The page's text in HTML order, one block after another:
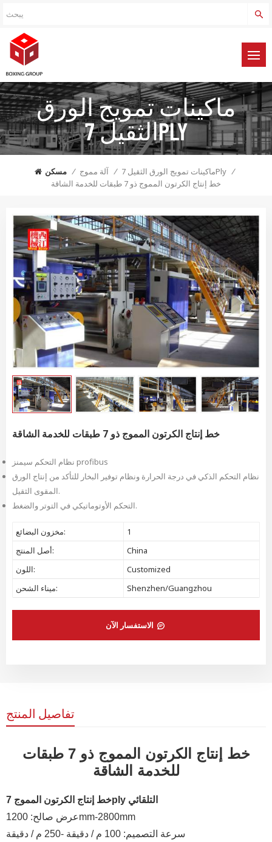
ماكينات تمويج الورق
الثقيل 7PLY
مسكن / آلة مموج / ماكينات تمويج الورق الثقيل 7Ply /
خط إنتاج الكرتون المموج ذو 7 طبقات للخدمة الشاقة
خط إنتاج الكرتون المموج ذو 7 طبقات للخدمة الشاقة
نظام التحكم سيمنز profibus
نظام التحكم الذكي في درجة الحرارة ونظام توفير البخار للتأكد من إنتاج الورق
المقوى الثقيل.
التحكم الأوتوماتيكي في التوتر والضغط.
مخزون البضائع:
1
أصل المنتج:
China
اللون:
Customized
ميناء الشحن:
Shenzhen/Guangzhou
الاستفسار الآن
تفاصيل المنتج
خط إنتاج الكرتون المموج ذو 7 طبقات
للخدمة الشاقة
خط إنتاج الكرتون المموج 7ply التلقائي
عرض صالح: 1200mm-2800mm
سرعة التصميم: 100 م / دقيقة -250 م / دقيقة